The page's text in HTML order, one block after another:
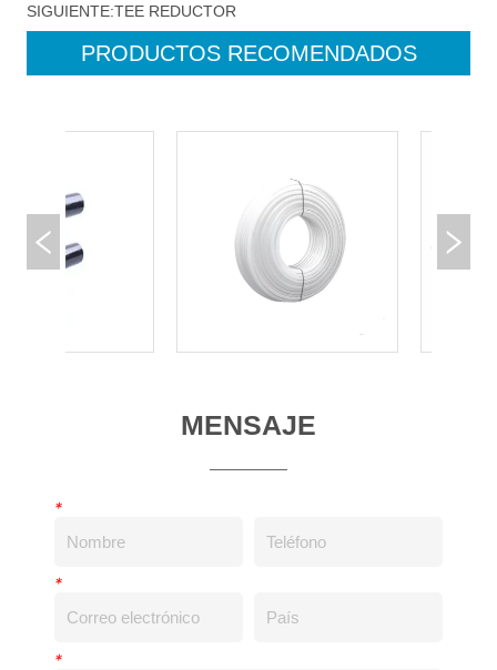
SIGUIENTE:TEE REDUCTOR
PRODUCTOS RECOMENDADOS
MENSAJE
*
*
*